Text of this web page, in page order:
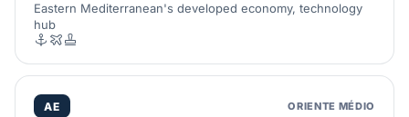
Eastern Mediterranean's developed economy, technology
hub
AE ORIENTE MÉDIO